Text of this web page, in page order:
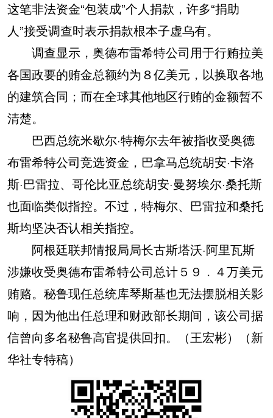
这笔非法资金“包装成”个人捐款，许多“捐助
人”接受调查时表示捐款根本子虚乌有。
调查显示，奥德布雷希特公司用于行贿拉美
各国政要的贿金总额约为８亿美元，以换取各地
的建筑合同；而在全球其他地区行贿的金额暂不
清楚。
巴西总统米歇尔·特梅尔去年被指收受奥德
布雷希特公司竞选资金，巴拿马总统胡安·卡洛
斯·巴雷拉、哥伦比亚总统胡安·曼努埃尔·桑托斯
也面临类似指控。不过，特梅尔、巴雷拉和桑托
斯均坚决否认相关指控。
阿根廷联邦情报局局长古斯塔沃·阿里瓦斯
涉嫌收受奥德布雷希特公司总计５９．４万美元
贿赂。秘鲁现任总统库琴斯基也无法摆脱相关影
响，因为他出任总理和财政部长期间，该公司据
信曾向多名秘鲁高官提供回扣。（王宏彬）（新
华社专特稿）